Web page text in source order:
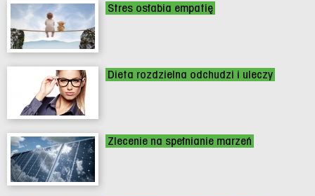
Stres osłabia empatię
Dieta rozdzielna odchudzi i uleczy
Zlecenie na spełnianie marzeń